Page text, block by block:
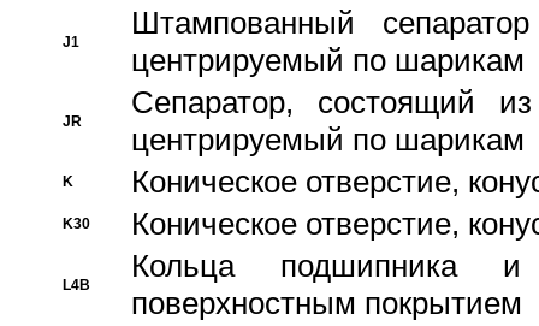
J1
Штампованный
центрируемый по шарикам
JR
Сепаратор, состоящий
центрируемый по шарикам
K Коническое отверстие,
K30 Коническое отверстие,
L4B
Кольца подшипника
поверхностным покрытием